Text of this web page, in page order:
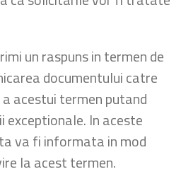
un raspuns in termen de
documentului catre
acestui termen putand
exceptionale. In aceste
va fi informata in mod
la acest termen.